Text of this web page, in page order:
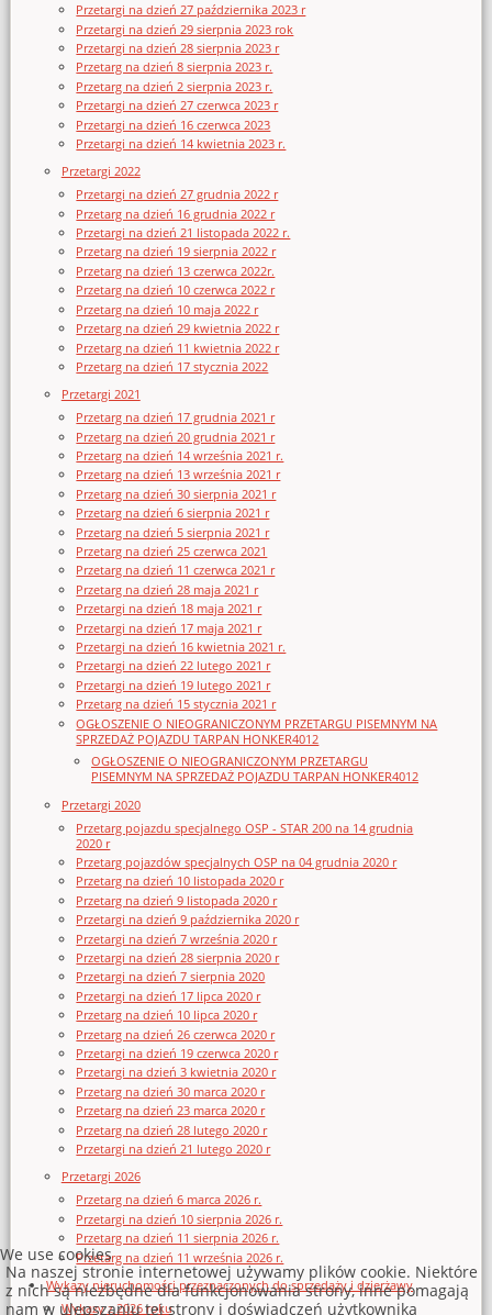
Przetargi na dzień 27 października 2023 r
Przetargi na dzień 29 sierpnia 2023 rok
Przetargi na dzień 28 sierpnia 2023 r
Przetarg na dzień 8 sierpnia 2023 r.
Przetarg na dzień 2 sierpnia 2023 r.
Przetargi na dzień 27 czerwca 2023 r
Przetargi na dzień 16 czerwca 2023
Przetargi na dzień 14 kwietnia 2023 r.
Przetargi 2022
Przetargi na dzień 27 grudnia 2022 r
Przetarg na dzień 16 grudnia 2022 r
Przetargi na dzień 21 listopada 2022 r.
Przetarg na dzień 19 sierpnia 2022 r
Przetarg na dzień 13 czerwca 2022r.
Przetarg na dzień 10 czerwca 2022 r
Przetarg na dzień 10 maja 2022 r
Przetarg na dzień 29 kwietnia 2022 r
Przetarg na dzień 11 kwietnia 2022 r
Przetarg na dzień 17 stycznia 2022
Przetargi 2021
Przetarg na dzień 17 grudnia 2021 r
Przetarg na dzień 20 grudnia 2021 r
Przetarg na dzień 14 września 2021 r.
Przetarg na dzień 13 września 2021 r
Przetarg na dzień 30 sierpnia 2021 r
Przetarg na dzień 6 sierpnia 2021 r
Przetarg na dzień 5 sierpnia 2021 r
Przetarg na dzień 25 czerwca 2021
Przetarg na dzień 11 czerwca 2021 r
Przetarg na dzień 28 maja 2021 r
Przetargi na dzień 18 maja 2021 r
Przetargi na dzień 17 maja 2021 r
Przetargi na dzień 16 kwietnia 2021 r.
Przetargi na dzień 22 lutego 2021 r
Przetargi na dzień 19 lutego 2021 r
Przetarg na dzień 15 stycznia 2021 r
OGŁOSZENIE O NIEOGRANICZONYM PRZETARGU PISEMNYM NA
SPRZEDAŻ POJAZDU TARPAN HONKER4012
OGŁOSZENIE O NIEOGRANICZONYM PRZETARGU
PISEMNYM NA SPRZEDAŻ POJAZDU TARPAN HONKER4012
Przetargi 2020
Przetarg pojazdu specjalnego OSP - STAR 200 na 14 grudnia
2020 r
Przetarg pojazdów specjalnych OSP na 04 grudnia 2020 r
Przetarg na dzień 10 listopada 2020 r
Przetarg na dzień 9 listopada 2020 r
Przetargi na dzień 9 października 2020 r
Przetargi na dzień 7 września 2020 r
Przetargi na dzień 28 sierpnia 2020 r
Przetargi na dzień 7 sierpnia 2020
Przetargi na dzień 17 lipca 2020 r
Przetarg na dzień 10 lipca 2020 r
Przetarg na dzień 26 czerwca 2020 r
Przetargi na dzień 19 czerwca 2020 r
Przetargi na dzień 3 kwietnia 2020 r
Przetarg na dzień 30 marca 2020 r
Przetarg na dzień 23 marca 2020 r
Przetarg na dzień 28 lutego 2020 r
Przetargi na dzień 21 lutego 2020 r
Przetargi 2026
Przetarg na dzień 6 marca 2026 r.
Przetargi na dzień 10 sierpnia 2026 r.
Przetarg na dzień 11 sierpnia 2026 r.
Przetarg na dzień 11 września 2026 r.
Wykazy nieruchomości przeznaczonych do sprzedaży i dzierżawy
Wykazy z 2026 roku
We use cookies
Na naszej stronie internetowej używamy plików cookie. Niektóre
z nich są niezbędne dla funkcjonowania strony, inne pomagają
nam w ulepszaniu tej strony i doświadczeń użytkownika